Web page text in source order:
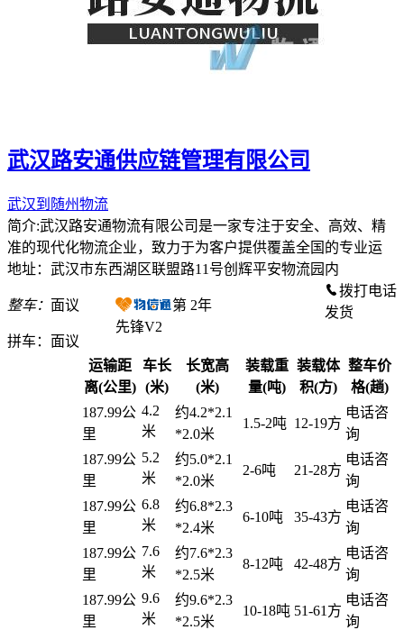
武汉路安通供应链管理有限公司
武汉到随州物流
简介:武汉路安通物流有限公司是一家专注于安全、高效、精
准的现代化物流企业，致力于为客户提供覆盖全国的专业运
地址：武汉市东西湖区联盟路11号创辉平安物流园内
整车： 面议
拼车： 面议
第 2年
先锋V2
拨打电话
发货
运输距
离(公里)
车长
(米)
长宽高
(米)
装载重
量(吨)
装载体
积(方)
整车价
格(趟)
187.99公
里
4.2
米
约4.2*2.1
*2.0米
1.5-2吨 12-19方
电话咨
询
187.99公
里
5.2
米
约5.0*2.1
*2.0米
2-6吨 21-28方
电话咨
询
187.99公
里
6.8
米
约6.8*2.3
*2.4米
6-10吨 35-43方
电话咨
询
187.99公
里
7.6
米
约7.6*2.3
*2.5米
8-12吨 42-48方
电话咨
询
187.99公
里
9.6
米
约9.6*2.3
*2.5米
10-18吨 51-61方
电话咨
询